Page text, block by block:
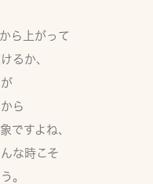
ら上がって
るか、
ら
ですよね、
な時こそ
。